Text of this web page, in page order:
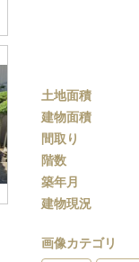
土地面積
建物面積
間取り
階数
築年月
建物現況
画像カテゴリ